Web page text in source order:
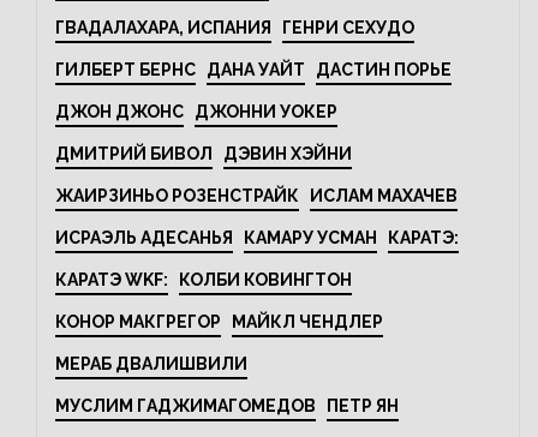
ГВАДАЛАХАРА, ИСПАНИЯ ГЕНРИ СЕХУДО
ГИЛБЕРТ БЕРНС ДАНА УАЙТ ДАСТИН ПОРЬЕ
ДЖОН ДЖОНС ДЖОННИ УОКЕР
ДМИТРИЙ БИВОЛ ДЭВИН ХЭЙНИ
ЖАИРЗИНЬО РОЗЕНСТРАЙК ИСЛАМ МАХАЧЕВ
ИСРАЭЛЬ АДЕСАНЬЯ КАМАРУ УСМАН КАРАТЭ:
КАРАТЭ WKF: КОЛБИ КОВИНГТОН
КОНОР МАКГРЕГОР МАЙКЛ ЧЕНДЛЕР
МЕРАБ ДВАЛИШВИЛИ
МУСЛИМ ГАДЖИМАГОМЕДОВ ПЕТР ЯН